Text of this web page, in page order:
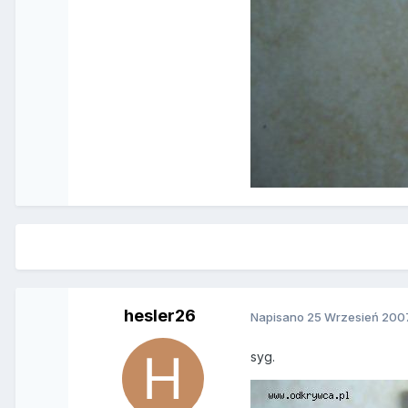
hesler26 Napisano 25 Wrzesień
syg.